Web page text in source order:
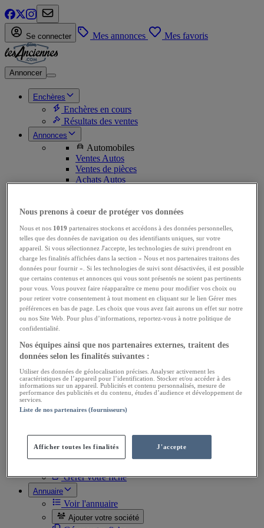
Se connecter Mes annonces Mes favoris
Annoncer
Enchères
Enchères en cours
Résultats des ventes
Annonces
Automobiles
Ventes Autos
Ventes de pièces
Achats Autos
Ventes Motos
Achats Motos
Achats de pièces
Utilitaires
Ventes Utilitaires
Ventes de pièces
Achats Utilitaires
Achats de pièces
Divers
Ventes Docs, automobilia
Ventes Miniatures
Achats Miniatures
Achats Divers
Toutes les annonces
Gérer mes annonces
Agenda
Voir l'agenda
Gérer votre fiche
Annuaire
Voir l'annuaire
Ajouter votre société
Nous prenons à coeur de protéger vos données
Nous et nos 1019 partenaires stockons et accédons à des données personnelles,
telles que des données de navigation ou des identifiants uniques, sur votre
appareil. Si vous sélectionnez J'accepte, les technologies de suivi prendront en
charge les finalités affichées dans la section « Nous et nos partenaires traitons des
données pour fournir ». Si les technologies de suivi sont désactivées, il est possible
que certains contenus et annonces qui vous sont présentés ne soient pas pertinents
pour vous. Vous pouvez faire réapparaître ce menu pour modifier vos choix ou
pour retirer votre consentement à tout moment en cliquant sur le lien Gérer mes
préférences en bas de page. Les choix que vous avez fait aurons un effet sur notre
ou nos Site Web. Pour plus d’informations, reportez-vous à notre politique de
confidentialité.
Nos équipes ainsi que nos partenaires externes, traitent des
données selon les finalités suivantes :
Utiliser des données de géolocalisation précises. Analyser activement les
caractéristiques de l’appareil pour l’identification. Stocker et/ou accéder à des
informations sur un appareil. Publicités et contenu personnalisés, mesure de
performance des publicités et du contenu, études d’audience et développement de
services.
Liste de nos partenaires (fournisseurs)
Afficher toutes les finalités J'accepte